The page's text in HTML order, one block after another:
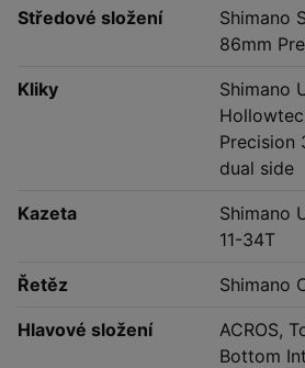
Středové složení
Shimano
86mm
Kliky
Shimano
Precision
dual side
Kazeta
Shimano
11-34T
Řetěz Shimano
Hlavové složení
ACROS,
Bottom